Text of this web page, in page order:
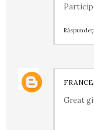
Great